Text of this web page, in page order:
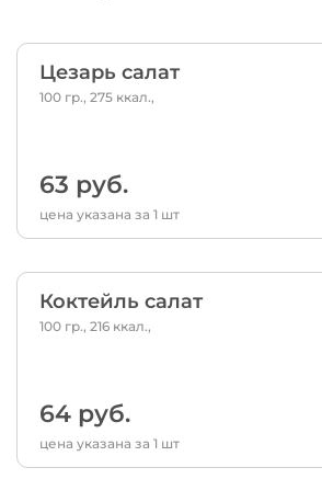
Цезарь салат
100 гр., 275 ккал.,
63 руб.
цена указана за 1 шт
Коктейль салат
100 гр., 216 ккал.,
64 руб.
цена указана за 1 шт